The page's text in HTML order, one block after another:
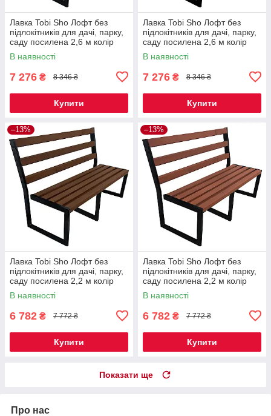
Лавка Tobi Sho Лофт без
підлокітників для дачі, парку,
саду посилена 2,6 м колір
горіх
В наявності
7 276 ₴ 8 346 ₴
Купити
Лавка Tobi Sho Лофт без
підлокітників для дачі, парку,
саду посилена 2,6 м колір
махагоній
В наявності
7 276 ₴ 8 346 ₴
Купити
–13%
Лавка Tobi Sho Лофт без
підлокітників для дачі, парку,
саду посилена 2,2 м колір
горіх
В наявності
6 782 ₴ 7 772 ₴
Купити
–13%
Лавка Tobi Sho Лофт без
підлокітників для дачі, парку,
саду посилена 2,2 м колір
черешня
В наявності
6 782 ₴ 7 772 ₴
Купити
Показати ще
Про нас